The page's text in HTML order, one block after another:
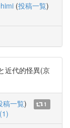
(投稿一覧)
近代的怪異(京
稿一覧)
1